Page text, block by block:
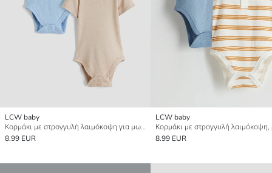
LCW baby
Κορμάκι με στρογγυλή λαιμόκοψη για μωρό αγόρι με κούμπωμα, 2-πακέτα
8.99 EUR
LCW baby
8.99 EUR